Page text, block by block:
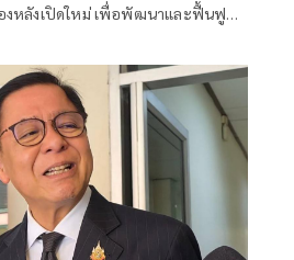
งหลังเปิดใหม่ เพื่อพัฒนาและฟื้นฟู